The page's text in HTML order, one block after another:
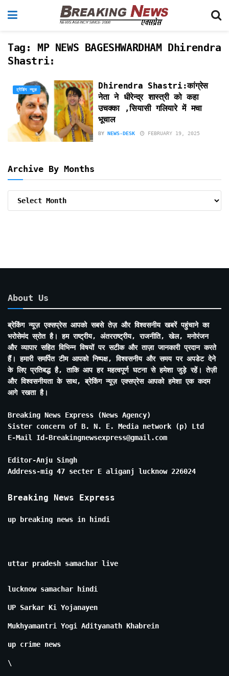
Tag: MP NEWS BAGESHWARDHAM Dhirendra
Shastri:
ट्रेंडिंग न्यूज़
Dhirendra Shastri:कांग्रेस
नेता ने धीरेन्द्र शास्त्री को कहा
उचक्का ,सियासी गलियारे में मचा
भूचाल
BY NEWS-DESK FEBRUARY 19, 2025
Archive By Months
About Us
ब्रेकिंग न्यूज़ एक्सप्रेस आपको सबसे तेज़ और विश्वसनीय खबरें पहुंचाने का
भरोसेमंद स्रोत है। हम राष्ट्रीय, अंतरराष्ट्रीय, राजनीति, खेल, मनोरंजन
और व्यापार सहित विभिन्न विषयों पर सटीक और ताज़ा जानकारी प्रदान करते
हैं। हमारी समर्पित टीम आपको निष्पक्ष, विश्वसनीय और समय पर अपडेट देने
के लिए प्रतिबद्ध है, ताकि आप हर महत्वपूर्ण घटना से हमेशा जुड़े रहें। तेज़ी
और विश्वसनीयता के साथ, ब्रेकिंग न्यूज़ एक्सप्रेस आपको हमेशा एक कदम
आगे रखता है।
Breaking News Express (News Agency)
Sister concern of B. N. E. Media network (p) Ltd
E-Mail Id-Breakingnewsexpress@gmail.com
Editor-Anju Singh
Address-mig 47 secter E aliganj lucknow 226024
Breaking News Express
up breaking news in hindi
uttar pradesh samachar live
lucknow samachar hindi
UP Sarkar Ki Yojanayen
Mukhyamantri Yogi Adityanath Khabrein
up crime news
\